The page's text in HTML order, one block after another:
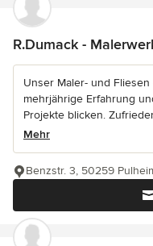
R.Dumack -
Unser Maler- und
mehrjährige Erfahrung
Projekte blicken.
Mehr
Benzstr. 3, 50259